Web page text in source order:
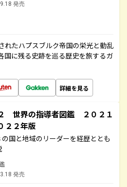
発売
れたハプスブルク帝国の栄光と動乱
国に残る史跡を巡る歴史を旅するガ
詳細を見る
世界の指導者図鑑 ２０２１
２２年版
の国と地域のリーダーを経歴ととも
発売